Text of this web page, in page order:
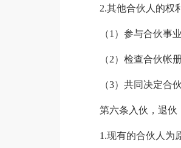
2.其他合伙人的权
（1）参与合伙事
（2）检查合伙帐
（3）共同决定合
第六条入伙，退伙
1.现有的合伙人为